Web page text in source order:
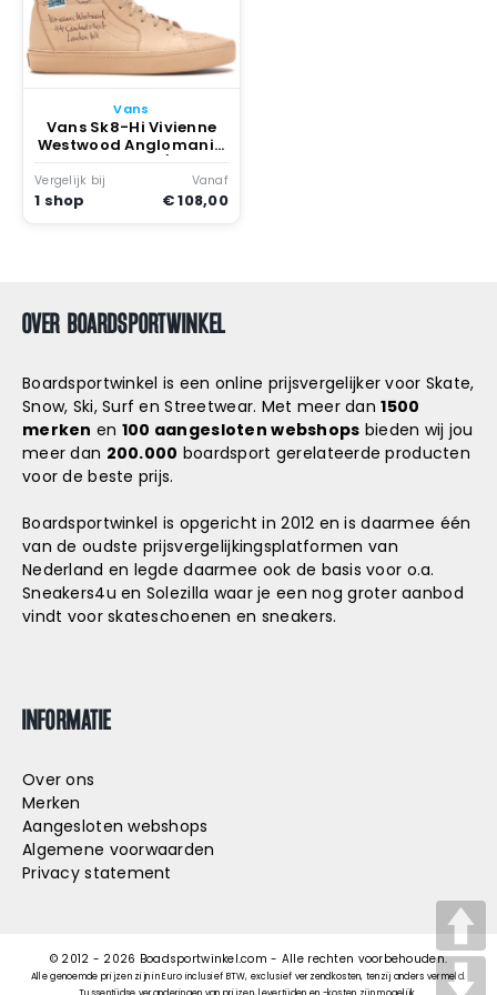
Vans
Vans Sk8-Hi Vivienne
Westwood Anglomania
Postcard Letter/veggie
Vergelijk bij
1 shop
Vanaf
€ 108,00
OVER BOARDSPORTWINKEL
Boardsportwinkel is een online prijsvergelijker voor Skate,
Snow, Ski, Surf en Streetwear. Met meer dan1500
merken en 100 aangesloten webshops bieden wij jou
meer dan 200.000 boardsport gerelateerde producten
voor de beste prijs.
Boardsportwinkel is opgericht in 2012 en is daarmee één
van de oudste prijsvergelijkingsplatformen van
Nederland en legde daarmee ook de basis voor o.a.
Sneakers4u en Solezilla waar je een nog groter aanbod
vindt voor skateschoenen en sneakers.
INFORMATIE
Over ons
Merken
Aangesloten webshops
Algemene voorwaarden
Privacy statement
© 2012 - 2026 Boadsportwinkel.com - Alle rechten voorbehouden.
Alle genoemde prijzen zijn in Euro inclusief BTW, exclusief verzendkosten, tenzij anders vermeld.